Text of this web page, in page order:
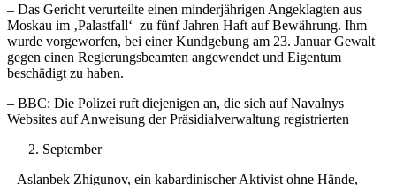
– Das Gericht verurteilte einen minderjährigen Angeklagten aus
Moskau im ‚Palastfall‘ zu fünf Jahren Haft auf Bewährung. Ihm
wurde vorgeworfen, bei einer Kundgebung am 23. Januar Gewalt
gegen einen Regierungsbeamten angewendet und Eigentum
beschädigt zu haben.
– BBC: Die Polizei ruft diejenigen an, die sich auf Navalnys
Websites auf Anweisung der Präsidialverwaltung registrierten
September
– Aslanbek Zhigunov, ein kabardinischer Aktivist ohne Hände,